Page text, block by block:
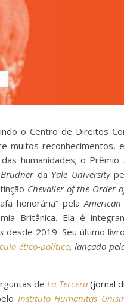
o Centro de Direitos
muitos reconhecimentos,
humanidades; o
Brudner da Yale University
Chevalier of the Order
honorária” pela
Britânica. Ela é
desde 2019. Seu último
ético-político, lançado
deLa Tercera (jornal
Instituto Humanitas